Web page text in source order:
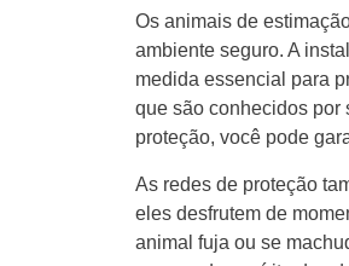
Os animais de
ambiente seguro. A
medida essencial para
que são conhecidos por
proteção, você pode
As redes de proteção
eles desfrutem de
animal fuja ou se